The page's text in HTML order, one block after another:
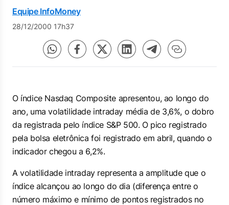
Equipe InfoMoney
28/12/2000 17h37
O índice Nasdaq Composite apresentou, ao longo do
ano, uma volatilidade intraday média de 3,6%, o dobro
da registrada pelo índice S&P 500. O pico registrado
pela bolsa eletrônica foi registrado em abril, quando o
indicador chegou a 6,2%.
A volatilidade intraday representa a amplitude que o
índice alcançou ao longo do dia (diferença entre o
número máximo e mínimo de pontos registrados no